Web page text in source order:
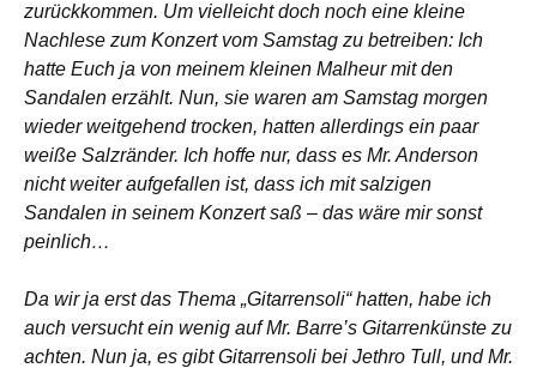
zurückkommen. Um vielleicht doch noch eine kleine
Nachlese zum Konzert vom Samstag zu betreiben: Ich
hatte Euch ja von meinem kleinen Malheur mit den
Sandalen erzählt. Nun, sie waren am Samstag morgen
wieder weitgehend trocken, hatten allerdings ein paar
weiße Salzränder. Ich hoffe nur, dass es Mr. Anderson
nicht weiter aufgefallen ist, dass ich mit salzigen
Sandalen in seinem Konzert saß – das wäre mir sonst
peinlich…
Da wir ja erst das Thema „Gitarrensoli“ hatten, habe ich
auch versucht ein wenig auf Mr. Barre’s Gitarrenkünste zu
achten. Nun ja, es gibt Gitarrensoli bei Jethro Tull, und Mr.